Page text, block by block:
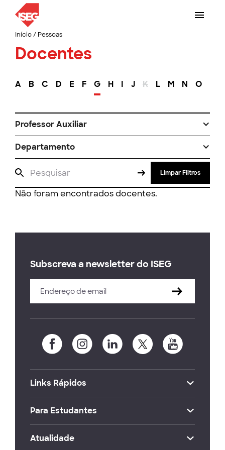
Início/ Pessoas
Docentes
A B C D E F G H I J K L M N O
Professor Auxiliar
Departamento
Limpar Filtros
Não foram encontrados docentes.
Subscreva a newsletter do ISEG
Links Rápidos
Para Estudantes
Atualidade